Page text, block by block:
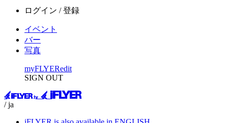
ログイン / 登録
イベント
バー
写真
myFLYERedit
SIGN OUT
/ ja